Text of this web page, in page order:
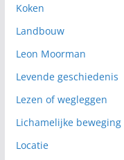
Koken
Landbouw
Leon Moorman
Levende geschiedenis
Lezen of wegleggen
Lichamelijke beweging
Locatie